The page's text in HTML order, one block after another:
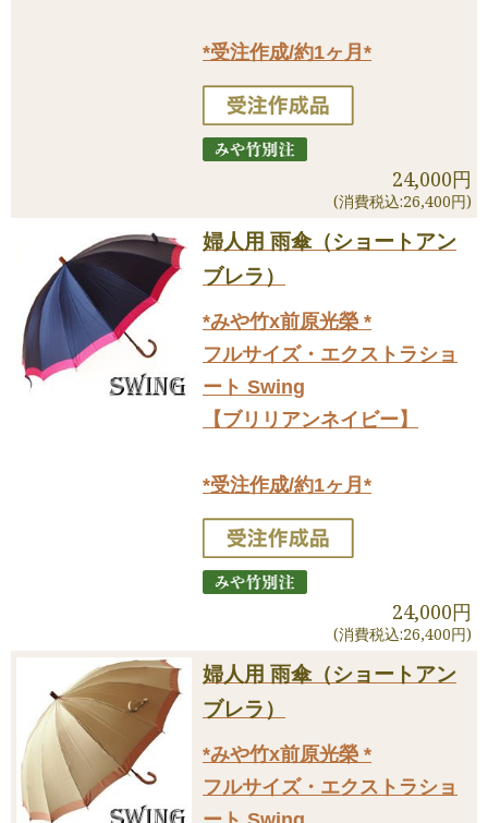
*受注作成/約1ヶ月*
24,000円
(消費税込:26,400円)
婦人用 雨傘（ショートアン
ブレラ）
*みや竹x前原光榮 *
フルサイズ・エクストラショ
ート Swing
【ブリリアンネイビー】
*受注作成/約1ヶ月*
24,000円
(消費税込:26,400円)
婦人用 雨傘（ショートアン
ブレラ）
*みや竹x前原光榮 *
フルサイズ・エクストラショ